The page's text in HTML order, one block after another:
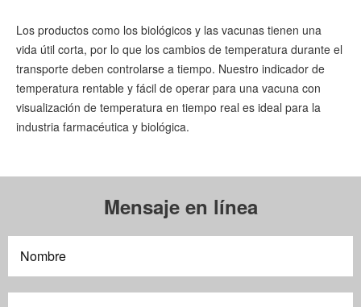
Los productos como los biológicos y las vacunas tienen una
vida útil corta, por lo que los cambios de temperatura durante el
transporte deben controlarse a tiempo. Nuestro indicador de
temperatura rentable y fácil de operar para una vacuna con
visualización de temperatura en tiempo real es ideal para la
industria farmacéutica y biológica.
Mensaje en línea